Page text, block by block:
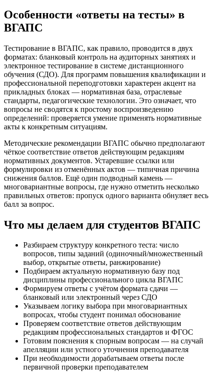
Особенности «ответы на тесты» в
ВГАПС
Тестирование в ВГАПС, как правило, проводится в двух
форматах: бланковый контроль на аудиторных занятиях и
электронное тестирование в системе дистанционного
обучения (СДО). Для программ повышения квалификации и
профессиональной переподготовки характерен акцент на
прикладных блоках — нормативная база, отраслевые
стандарты, педагогические технологии. Это означает, что
вопросы не сводятся к простому воспроизведению
определений: проверяется умение применять нормативные
акты к конкретным ситуациям.
Методические рекомендации ВГАПС обычно предполагают
чёткое соответствие ответов действующим редакциям
нормативных документов. Устаревшие ссылки или
формулировки из отменённых актов — типичная причина
снижения баллов. Ещё один подводный камень —
многовариантные вопросы, где нужно отметить несколько
правильных ответов: пропуск одного варианта обнуляет весь
балл за вопрос.
Что мы делаем для студентов ВГАПС
Разбираем структуру конкретного теста: число
вопросов, типы заданий (одиночный/множественный
выбор, открытые ответы, ранжирование)
Подбираем актуальную нормативную базу под
дисциплины профессионального цикла ВГАПС
Формируем ответы с учётом формата сдачи —
бланковый или электронный через СДО
Указываем логику выбора при многовариантных
вопросах, чтобы студент понимал обоснование
Проверяем соответствие ответов действующим
редакциям профессиональных стандартов и ФГОС
Готовим пояснения к спорным вопросам — на случай
апелляции или устного уточнения преподавателя
При необходимости дорабатываем ответы после
первичной проверки преподавателем